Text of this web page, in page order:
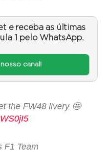
e receba as últimas
1 pelo WhatsApp.
canal!
the FW48 livery 🤩
Team